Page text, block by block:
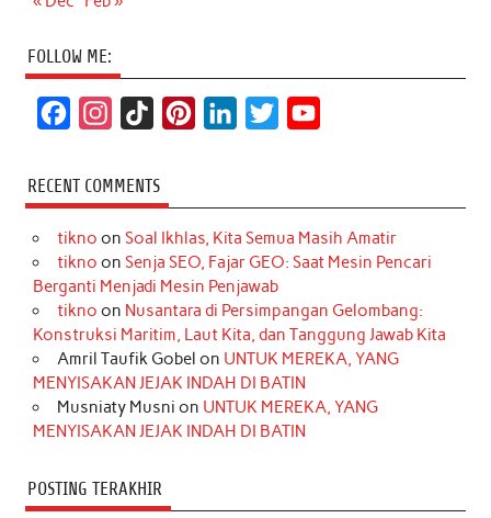
FOLLOW ME:
c
e
b
o
k
s
t
a
r
a
m
k
T
o
k
t
e
r
e
s
t
k
e
d
I
n
t
t
r
T
u
e
RECENT COMMENTS
tikno on Soal Ikhlas, Kita Semua Masih Amatir
tikno on Senja SEO, Fajar GEO: Saat Mesin Pencari
Berganti Menjadi Mesin Penjawab
tikno on Nusantara di Persimpangan Gelombang:
Konstruksi Maritim, Laut Kita, dan Tanggung Jawab Kita
Amril Taufik Gobel on UNTUK MEREKA, YANG
MENYISAKAN JEJAK INDAH DI BATIN
Musniaty Musni on UNTUK MEREKA, YANG
MENYISAKAN JEJAK INDAH DI BATIN
POSTING TERAKHIR